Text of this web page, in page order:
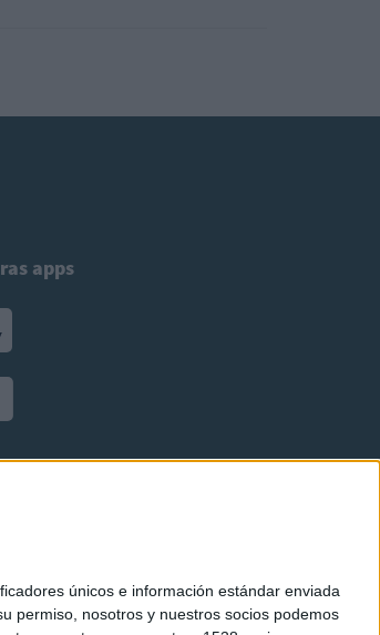
únicos e información estándar enviada
permiso, nosotros y nuestros socios podemos
apps